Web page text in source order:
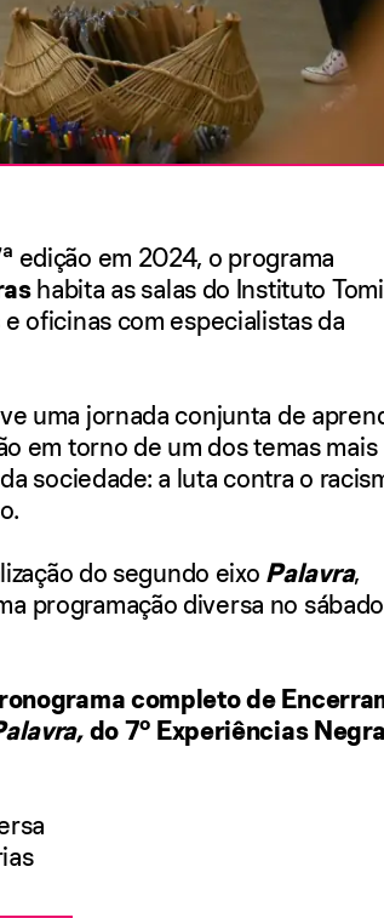
edição em 2024, o programa
habita as salas do Instituto
oficinas com especialistas da
uma jornada conjunta de
em torno de um dos temas mais
sociedade: a luta contra o
do segundo eixo Palavra,
programação diversa no sábado
completo de
do 7º Experiências